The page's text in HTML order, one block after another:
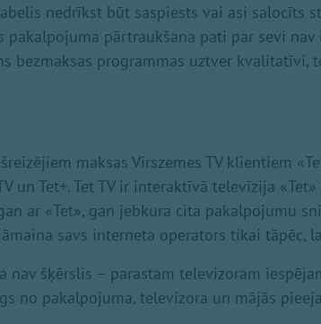
nedrīkst būt saspiests vai asi salocīts
pakalpojuma pārtraukšana pati par sevi
bezmaksas programmas uztver kvalitatīvi,
maksas Virszemes TV klientiem
un Tet+. Tet TV ir interaktīvā televīzija
ar «Tet», gan jebkura cita pakalpojumu
savs interneta operators tikai tāpēc,
nav šķērslis – parastam televizoram
no pakalpojuma, televizora un mājās